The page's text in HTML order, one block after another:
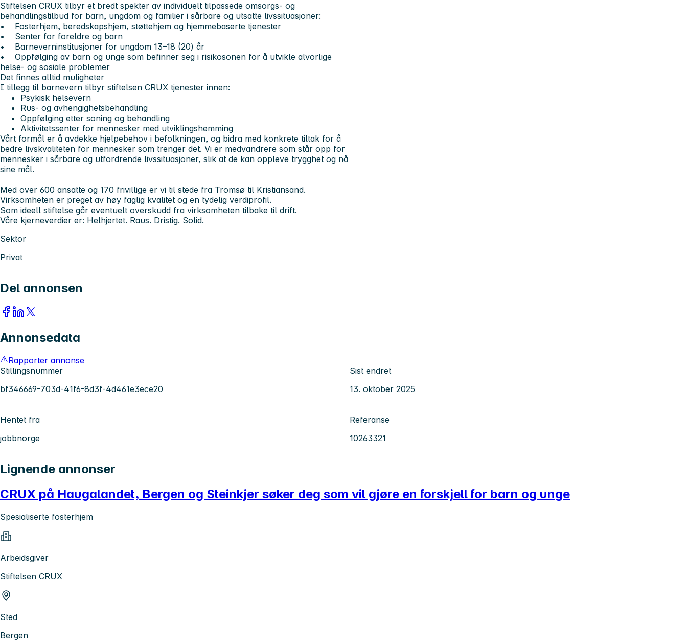
Stiftelsen CRUX tilbyr et bredt spekter av individuelt tilpassede omsorgs- og
behandlingstilbud for barn, ungdom og familier i sårbare og utsatte livssituasjoner:
• Fosterhjem, beredskapshjem, støttehjem og hjemmebaserte tjenester
• Senter for foreldre og barn
• Barneverninstitusjoner for ungdom 13–18 (20) år
• Oppfølging av barn og unge som befinner seg i risikosonen for å utvikle alvorlige
helse- og sosiale problemer
Det finnes alltid muligheter
I tillegg til barnevern tilbyr stiftelsen CRUX tjenester innen:
Psykisk helsevern
Rus- og avhengighetsbehandling
Oppfølging etter soning og behandling
Aktivitetssenter for mennesker med utviklingshemming
Vårt formål er å avdekke hjelpebehov i befolkningen, og bidra med konkrete tiltak for å
bedre livskvaliteten for mennesker som trenger det. Vi er medvandrere som står opp for
mennesker i sårbare og utfordrende livssituasjoner, slik at de kan oppleve trygghet og nå
sine mål.
Med over 600 ansatte og 170 frivillige er vi til stede fra Tromsø til Kristiansand.
Virksomheten er preget av høy faglig kvalitet og en tydelig verdiprofil.
Som ideell stiftelse går eventuelt overskudd fra virksomheten tilbake til drift.
Våre kjerneverdier er: Helhjertet. Raus. Dristig. Solid.
Sektor
Privat
Del annonsen
Annonsedata
Rapporter annonse
Stillingsnummer
bf346669-703d-41f6-8d3f-4d461e3ece20
Sist endret
13. oktober 2025
Hentet fra
jobbnorge
Referanse
10263321
Lignende annonser
CRUX på Haugalandet, Bergen og Steinkjer søker deg som vil gjøre en forskjell for barn og unge
Spesialiserte fosterhjem
Arbeidsgiver
Stiftelsen CRUX
Sted
Bergen